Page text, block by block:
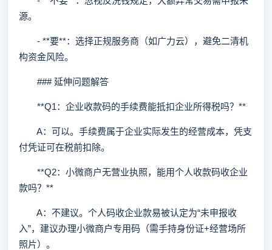
源。
- **要**：选择正规服务商（如广力云），避免二清机
构资金风险。
### 延伸问题解答
**Q1：企业收款码的手续费能抵扣企业所得税吗？**
A：可以。手续费属于企业实际发生的经营成本，凭支
付凭证可在税前扣除。
**Q2：小微商户无营业执照，能用个人收款码收企业
款吗？**
A：不建议。个人码收企业款易被认定为“未申报收
入”，建议办理小微商户专用码（需手持身份证+经营场所
照片）。